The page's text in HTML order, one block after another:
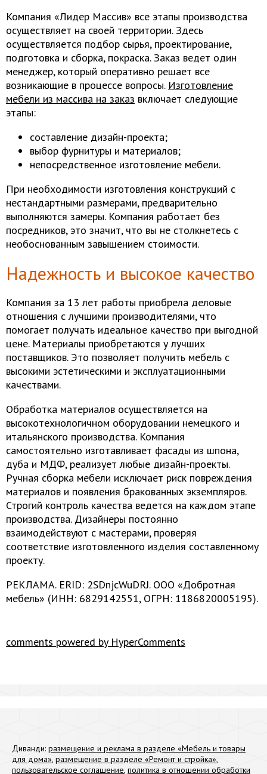
Компания «Лидер Массив» все этапы производства
осуществляет на своей территории. Здесь
осуществляется подбор сырья, проектирование,
подготовка и сборка, покраска. Заказ ведет один
менеджер, который оперативно решает все
возникающие в процессе вопросы. Изготовление
мебели из массива на заказ включает следующие
этапы:
составление дизайн-проекта;
выбор фурнитуры и материалов;
непосредственное изготовление мебели.
При необходимости изготовления конструкций с
нестандартными размерами, предварительно
выполняются замеры. Компания работает без
посредников, это значит, что вы не столкнетесь с
необоснованным завышением стоимости.
Надежность и высокое качество
Компания за 13 лет работы приобрела деловые
отношения с лучшими производителями, что
помогает получать идеальное качество при выгодной
цене. Материалы приобретаются у лучших
поставщиков. Это позволяет получить мебель с
высокими эстетическими и эксплуатационными
качествами.
Обработка материалов осуществляется на
высокотехнологичном оборудовании немецкого и
итальянского производства. Компания
самостоятельно изготавливает фасады из шпона,
дуба и МДФ, реализует любые дизайн-проекты.
Ручная сборка мебели исключает риск повреждения
материалов и появления бракованных экземпляров.
Строгий контроль качества ведется на каждом этапе
производства. Дизайнеры постоянно
взаимодействуют с мастерами, проверяя
соответствие изготовленного изделия составленному
проекту.
РЕКЛАМА. ERID: 2SDnjcWuDRJ. ООО «Добротная
мебель» (ИНН: 6829142551, ОГРН: 1186820005195).
comments powered by HyperComments
Диванди: размещение и реклама в разделе «Мебель и товары
для дома» размещение в разделе «Ремонт и стройка»
пользовательское соглашение политика в отношении обработки